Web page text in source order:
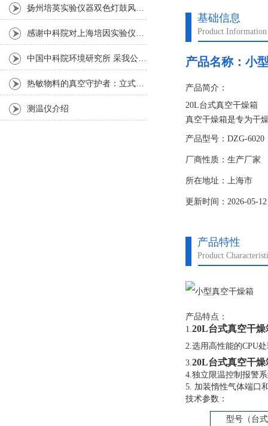
基础信息
Product Information
产品名称： 小
产品简介：
20L台式真空干燥箱
真空干燥箱是专为干
些成分复杂的物品也
产品型号：DZG-6020
厂商性质：生产厂家
所在地址：上海市
更新时间：2026-05-12
产品特性
Product
产品特点：
1.20L台式真空干燥
2.选用高性能的CPU
3.20L台式真空干燥
4.独立限温控制报警
5. 加装惰性气体端口
技术参数：
型号（台
扬州培英实验仪器双色灯鼓风干燥箱
感谢中科院对上海培因实验仪器的认可
中国中科院环境研究所 采我公司仪器300L人工气候箱 实验效果获高度评价
热敏物料的真空守护者：立式真空干燥箱选购指南
测温仪介绍